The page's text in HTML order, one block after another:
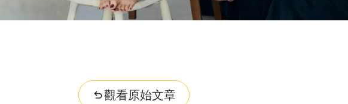
觀看原始文章